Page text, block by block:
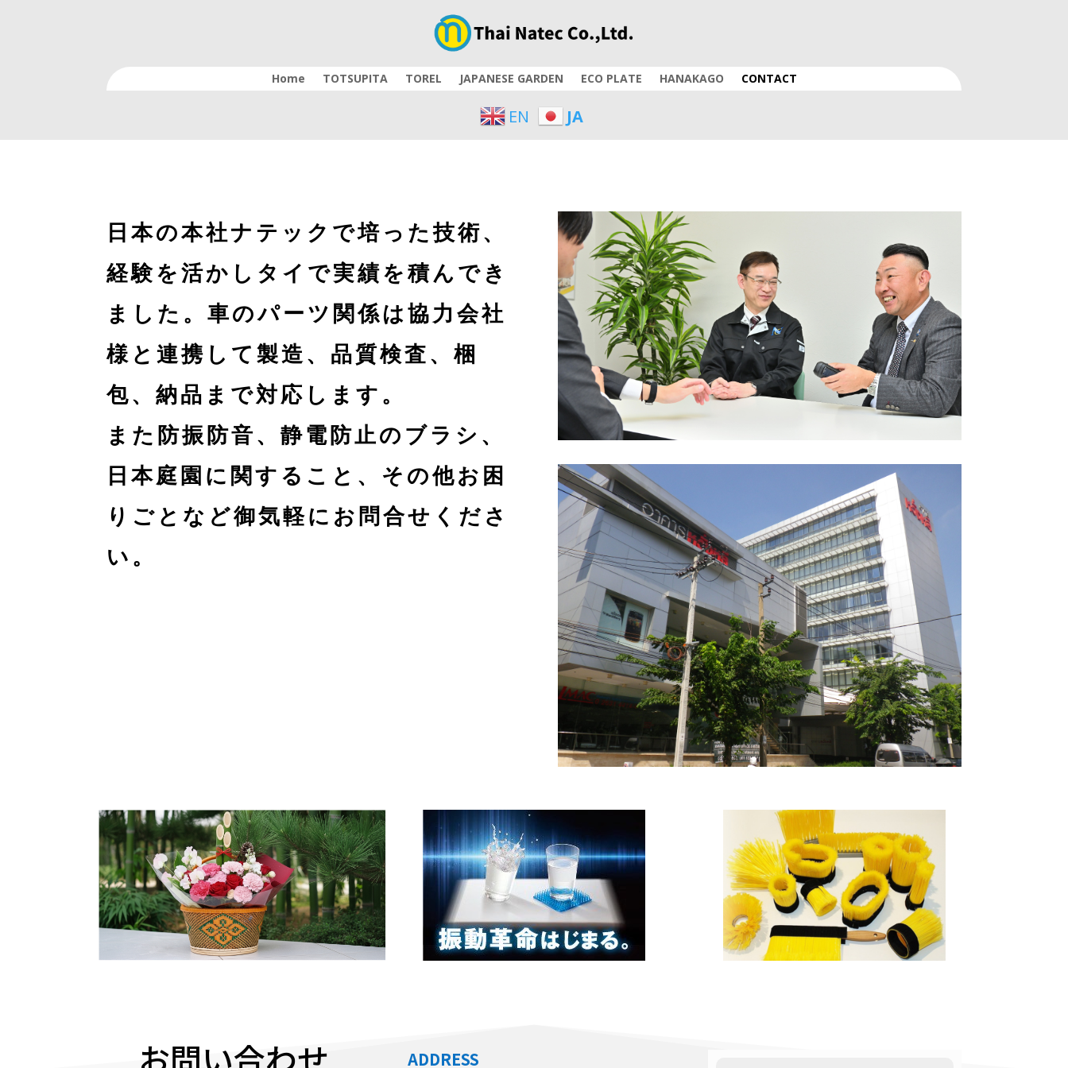
Home TOTSUPITA TOREL JAPANESE GARDEN ECO PLATE HANAKAGO CONTACT
EN JA
日本の本社ナテックで培った技術、
経験を活かしタイで実績を積んでき
ました。車のパーツ関係は協力会社
様と連携して製造、品質検査、梱
包、納品まで対応します。
また防振防音、静電防止のブラシ、
日本庭園に関すること、その他お困
りごとなど御気軽にお問合せくださ
い。
お問い合わせ ADDRESS